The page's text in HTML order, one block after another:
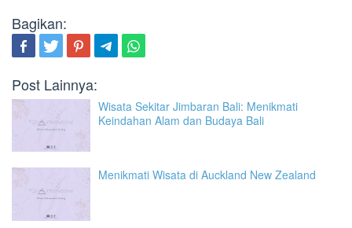
Bagikan:
Post Lainnya:
Wisata Sekitar Jimbaran Bali: Menikmati
Keindahan Alam dan Budaya Bali
Menikmati Wisata di Auckland New Zealand